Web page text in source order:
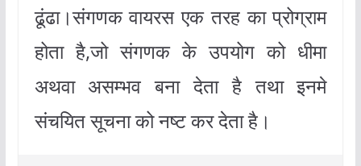
ढूंढा।संगणक वायरस एक तरह का प्रोग्राम
होता है,जो संगणक के उपयोग को धीमा
अथवा असम्भव बना देता है तथा इनमे
संचयित सूचना को नष्ट कर देता है।